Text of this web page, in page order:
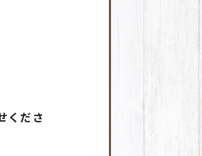
くださ